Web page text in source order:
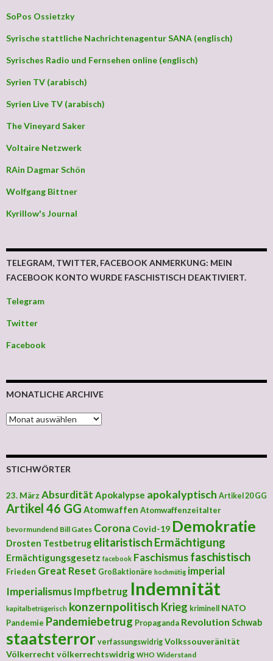
SoPos Ossietzky
Syrische stattliche Nachrichtenagentur SANA (englisch)
Syrisches Radio und Fernsehen online (englisch)
Syrien TV (arabisch)
Syrien Live TV (arabisch)
The Vineyard Saker
Voltaire Netzwerk
RAin Dagmar Schön
Wolfgang Bittner
Kyrillow's Journal
TELEGRAM, TWITTER, FACEBOOK ANMERKUNG: MEIN
FACEBOOK KONTO WURDE FASCHISTISCH DEAKTIVIERT.
Telegram
Twitter
Facebook
MONATLICHE ARCHIVE
MONATLICHE ARCHIVE
STICHWÖRTER
23. März Absurdität Apokalypse apokalyptisch Artikel 20 GG
Artikel 46 GG Atomwaffen Atomwaffenzeitalter
bevormundend Bill Gates Corona Covid-19 Demokratie
Drosten Testbetrug elitaristischErmächtigung
Ermächtigungsgesetz facebook Faschismusfaschistisch
Frieden Great Reset Großaktionäre hochmütig imperial
Imperialismus Impfbetrug Indemnität
kapitalbetrügerisch konzernpolitisch Krieg kriminell
NATO
Pandemie Pandemiebetrug Propaganda Revolution Schwab
staatsterror verfassungswidrig Volkssouveränität
Völkerrecht völkerrechtswidrig WHO Widerstand